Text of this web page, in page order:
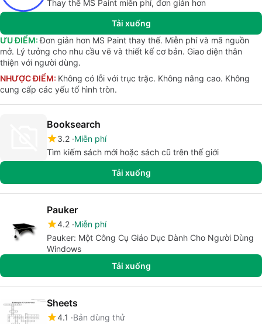
Thay thế MS Paint miễn phí, đơn giản hơn
Tải xuống
ƯU ĐIỂM:Đơn giản hơn MS Paint thay thế. Miễn phí và mã nguồn
mở. Lý tưởng cho nhu cầu vẽ và thiết kế cơ bản. Giao diện thân
thiện với người dùng.
NHƯỢC ĐIỂM: Không có lỗi với trục trặc. Không nâng cao. Không
cung cấp các yếu tố hình tròn.
Booksearch
3.2 Miễn phí
Tìm kiếm sách mới hoặc sách cũ trên thế giới
Tải xuống
Pauker
4.2 Miễn phí
Pauker: Một Công Cụ Giáo Dục Dành Cho Người Dùng
Windows
Tải xuống
Sheets
4.1
Bản dùng thử